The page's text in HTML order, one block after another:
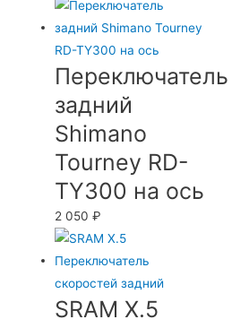
Переключатель
задний
Shimano
Tourney RD-
TY300 на ось
2 050₽
SRAM X.5